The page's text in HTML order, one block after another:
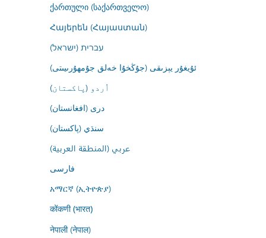
ქართული (საქართველო)
Հայերեն (Հայաստան)
עברית (ישראל)
ئۇيغۇر يېزىقى (جۇڭخۇا خەلق جۇمھۇرىيىتى)
اُردو (پاکستان)
درى (افغانستان)
سنڌي (پاکستان)
عربي (المنطقة العربية)
فارسى
አማርኛ (ኢትዮጵያ)
कोंकणी (भारत)
नेपाली (नेपाल)